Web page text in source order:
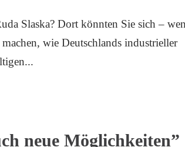
Slaska? Dort könnten Sie sich –
wie Deutschlands industrieller
neue Möglichkeiten”